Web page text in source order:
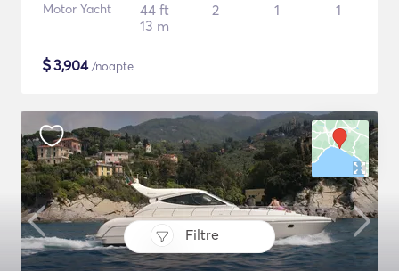
Filtre
Motor Yacht
44 ft
13 m
2 1 1
$3,904/noapte